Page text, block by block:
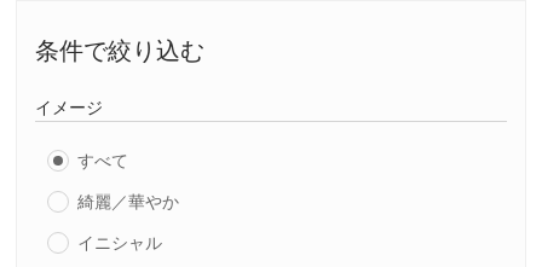
条件で絞り込む
イメージ
すべて
綺麗／華やか
イニシャル